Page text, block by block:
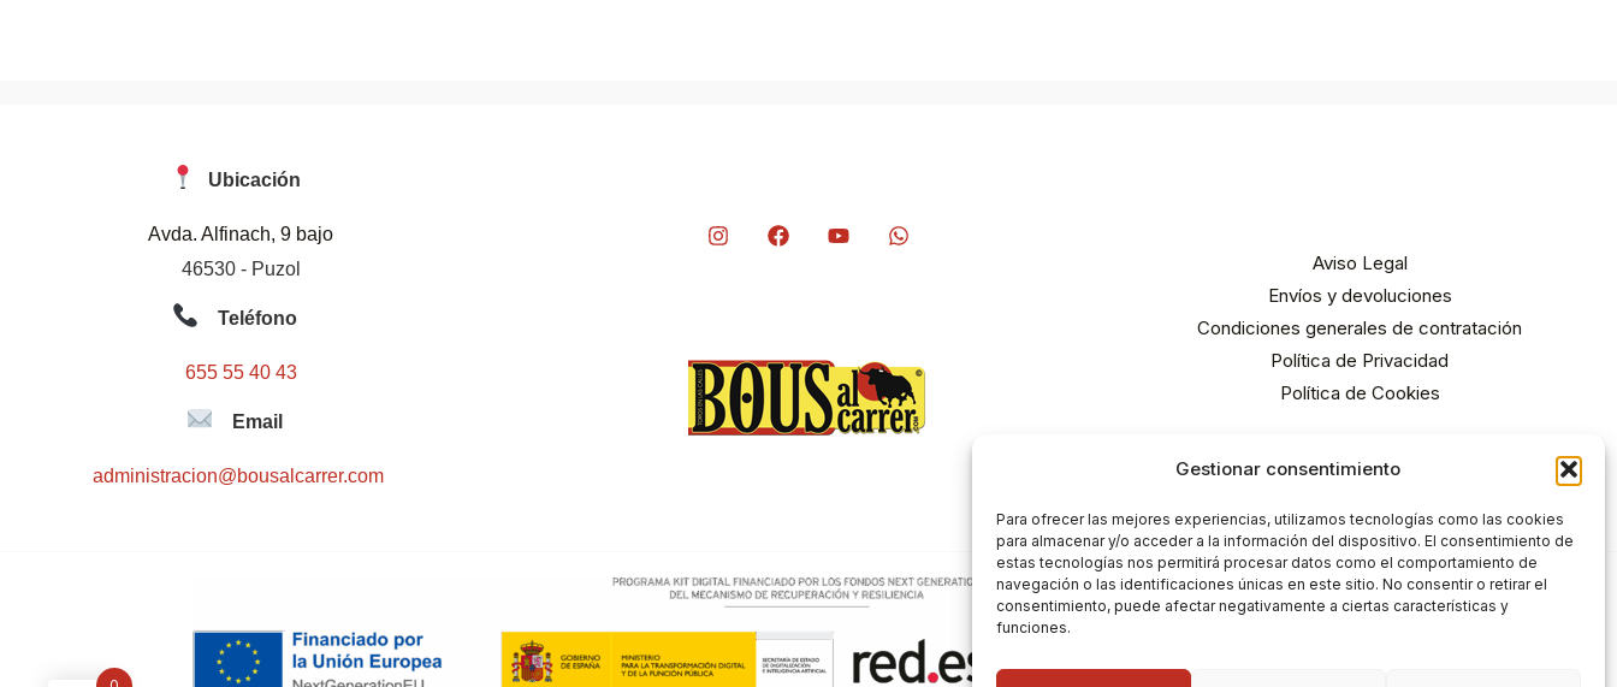
Gestionar consentimiento
Para ofrecer las mejores experiencias, utilizamos tecnologías como las cookies
para almacenar y/o acceder a la información del dispositivo. El consentimiento de
estas tecnologías nos permitirá procesar datos como el comportamiento de
navegación o las identificaciones únicas en este sitio. No consentir o retirar el
consentimiento, puede afectar negativamente a ciertas características y
funciones.
Ubicación
Avda. Alfinach, 9 bajo
46530 - Puzol
Teléfono
655 55 40 43
Email
administracion@bousalcarrer.com
Aviso Legal
Envíos y devoluciones
Condiciones generales de contratación
Política de Privacidad
Política de Cookies